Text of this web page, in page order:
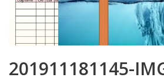
201911181145-